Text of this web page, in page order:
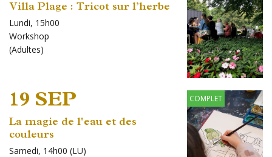
Villa Plage : Tricot sur l’herbe
Lundi, 15h00
Workshop
(Adultes)
19 SEP COMPLET
La magie de l'eau et des
couleurs
Samedi, 14h00 (LU)